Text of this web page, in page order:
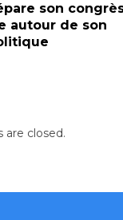
son
autour de son
are closed.